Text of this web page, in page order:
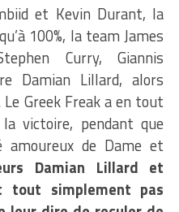
et Kevin Durant, la
100%, la team James
Curry, Giannis
Damian Lillard, alors
Greek Freak a en tout
victoire, pendant que
amoureux de Dame et
Damian Lillard et
tout simplement pas